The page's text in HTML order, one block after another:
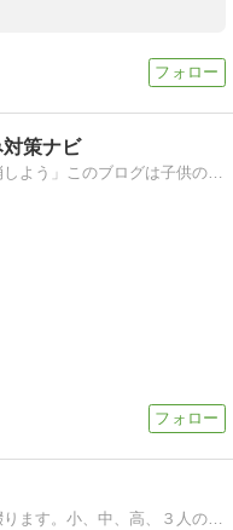
策ナビ
「おねしょのストレスや不安を解消しよう」このブログは子供の夜尿症を克服した経験のある 主婦が書いています同じお悩みの方の力になれたら幸いです
今の、親達の大人たちの？？？を綴ります。小、中、高、３人の母が日々の生活の中で思ったことを書いてます。